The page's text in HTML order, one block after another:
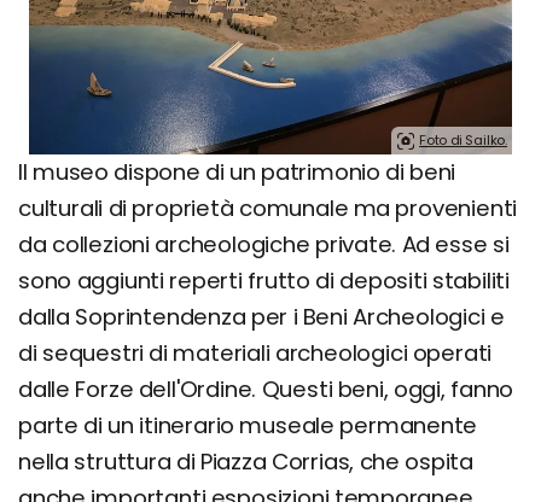
Foto di Sailko.
Il museo dispone di un patrimonio di beni
culturali di proprietà comunale ma provenienti
da collezioni archeologiche private. Ad esse si
sono aggiunti reperti frutto di depositi stabiliti
dalla Soprintendenza per i Beni Archeologici e
di sequestri di materiali archeologici operati
dalle Forze dell'Ordine. Questi beni, oggi, fanno
parte di un itinerario museale permanente
nella struttura di Piazza Corrias, che ospita